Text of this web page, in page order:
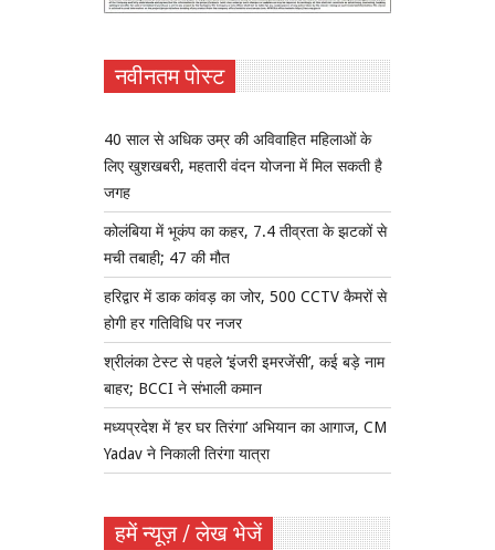
नवीनतम पोस्ट
40 साल से अधिक उम्र की अविवाहित महिलाओं के
लिए खुशखबरी, महतारी वंदन योजना में मिल सकती है
जगह
कोलंबिया में भूकंप का कहर, 7.4 तीव्रता के झटकों से
मची तबाही; 47 की मौत
हरिद्वार में डाक कांवड़ का जोर, 500 CCTV कैमरों से
होगी हर गतिविधि पर नजर
श्रीलंका टेस्ट से पहले ‘इंजरी इमरजेंसी’, कई बड़े नाम
बाहर; BCCI ने संभाली कमान
मध्यप्रदेश में ‘हर घर तिरंगा’ अभियान का आगाज, CM
Yadav ने निकाली तिरंगा यात्रा
हमें न्यूज़ / लेख भेजें